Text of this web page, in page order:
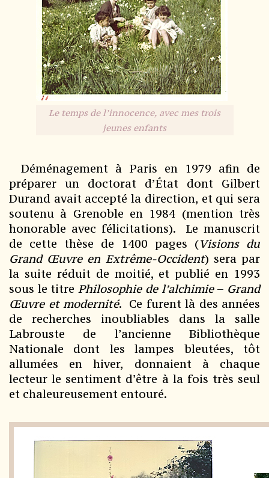
Le temps de l’innocence, avec mes trois
jeunes enfants
Déménagement à Paris en 1979 afin de
préparer un doctorat d’État dont Gilbert
Durand avait accepté la direction, et qui sera
soutenu à Grenoble en 1984 (mention très
honorable avec félicitations). Le manuscrit
de cette thèse de 1400 pages (Visions du
Grand Œuvre en Extrême-Occident) sera par
la suite réduit de moitié, et publié en 1993
sous le titrePhilosophie de l’alchimie – Grand
Œuvre et modernité. Ce furent là des années
de recherches inoubliables dans la salle
Labrouste de l’ancienne Bibliothèque
Nationale dont les lampes bleutées, tôt
allumées en hiver, donnaient à chaque
lecteur le sentiment d’être à la fois très seul
et chaleureusement entouré.